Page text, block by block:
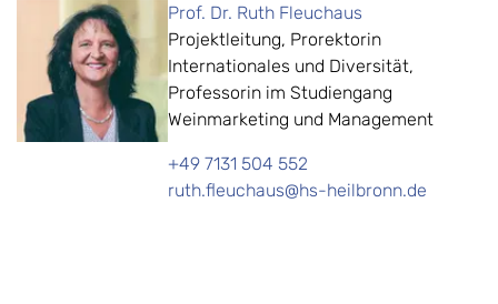
Prof. Dr. Ruth Fleuchaus
Projektleitung, Prorektorin
Internationales und Diversität,
Professorin im Studiengang
Weinmarketing und Management
+49 7131 504 552
ruth.fleuchaus@hs-heilbronn.de